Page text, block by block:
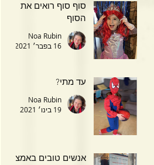
סוף סוף רואים את
הסוף
Noa Rubin
16 בפבר׳ 2021
עד מתי?
Noa Rubin
19 בינו׳ 2021
אנשים טובים באמצע